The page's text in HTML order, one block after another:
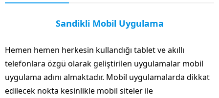
Sandikli Mobil Uygulama
Hemen hemen herkesin kullandığı tablet ve akıllı
telefonlara özgü olarak geliştirilen uygulamalar mobil
uygulama adını almaktadır. Mobil uygulamalarda dikkat
edilecek nokta kesinlikle mobil siteler ile